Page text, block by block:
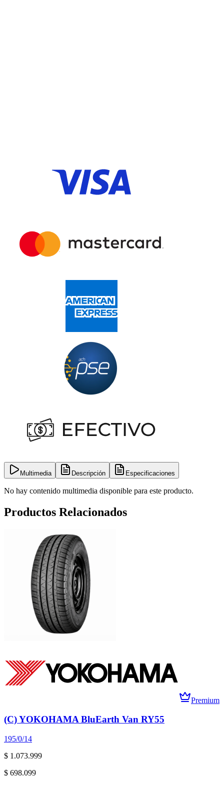
Multimedia Descripción Especificaciones
No hay contenido multimedia disponible para este producto.
Productos Relacionados
Premium
(C) YOKOHAMA BluEarth Van RY55
195/0/14
$ 1.073.999
$ 698.099